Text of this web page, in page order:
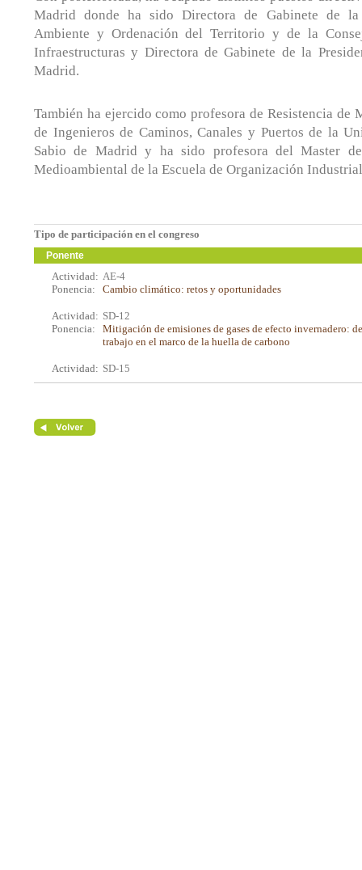
Madrid donde ha sido Directora de Gabinete de
Ambiente y Ordenación del Territorio y de la
Infraestructuras y Directora de Gabinete de la
Madrid.
También ha ejercido como profesora de Resistencia de
de Ingenieros de Caminos, Canales y Puertos de la
Sabio de Madrid y ha sido profesora del Master
Medioambiental de la Escuela de Organización
Tipo de participación en el congreso
Ponente
Actividad: AE-4
Ponencia:
Cambio climático: retos y oportunidades
Actividad: SD-12
Ponencia:
Mitigación de emisiones de gases de efecto invernadero:
trabajo en el marco de la huella de carbono
Actividad: SD-15